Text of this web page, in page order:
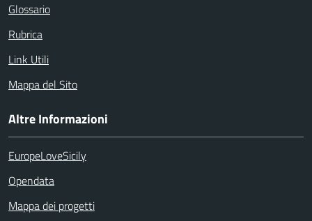
Glossario
Rubrica
Link Utili
Mappa del Sito
Altre Informazioni
EuropeLoveSicily
Opendata
Mappa dei progetti